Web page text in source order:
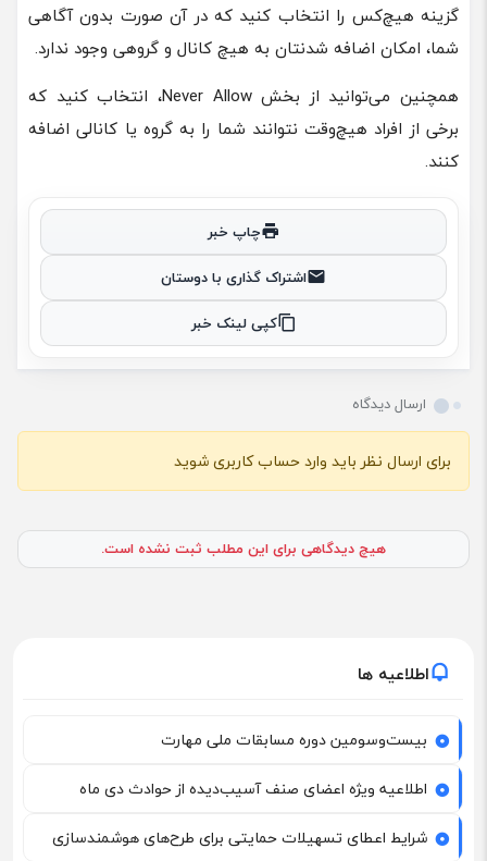
گزینه هیچ‌کس را انتخاب کنید که در آن صورت بدون آگاهی
شما، امکان اضافه شدنتان به هیچ کانال و گروهی وجود ندارد.
همچنین می‌توانید از بخش Never Allow، انتخاب کنید که
برخی از افراد هیچ‌وقت نتوانند شما را به گروه یا کانالی اضافه
کنند.
چاپ خبر
اشتراک گذاری با دوستان
کپی لینک خبر
ارسال دیدگاه
برای ارسال نظر باید وارد حساب کاربری شوید
هیچ دیدگاهی برای این مطلب ثبت نشده است.
اطلاعیه ها
بیست‌وسومین دوره مسابقات ملی مهارت
اطلاعیه ویژه اعضای صنف آسیب‌دیده از حوادث دی ماه
شرایط اعطای تسهیلات حمایتی برای طرح‌های هوشمندسازی